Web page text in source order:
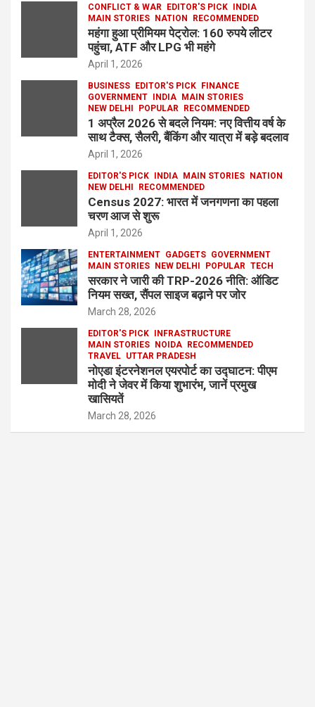
CONFLICT & WAR EDITOR'S PICK
INDIA
MAIN STORIES
NATION RECOMMENDED
महंगा हुआ प्रीमियम पेट्रोल: 160 रुपये लीटर
पहुंचा, ATF और LPG भी महंगे
April 1, 2026
BUSINESS EDITOR'S PICK
FINANCE
GOVERNMENT
INDIA
MAIN STORIES
NEW DELHI
POPULAR RECOMMENDED
1 अप्रैल 2026 से बदले नियम: नए वित्तीय वर्ष के
साथ टैक्स, सैलरी, बैंकिंग और यात्रा में बड़े बदलाव
April 1, 2026
EDITOR'S PICK INDIA MAIN STORIES
NATION
NEW DELHI
RECOMMENDED
Census 2027: भारत में जनगणना का पहला
चरण आज से शुरू
April 1, 2026
ENTERTAINMENT GADGETS GOVERNMENT
MAIN STORIES
NEW DELHI POPULAR TECH
सरकार ने जारी की TRP-2026 नीति: ऑडिट
नियम सख्त, सैंपल साइज बढ़ाने पर जोर
March 28, 2026
EDITOR'S PICK
INFRASTRUCTURE
MAIN STORIES
NOIDA
RECOMMENDED
TRAVEL UTTAR PRADESH
नोएडा इंटरनेशनल एयरपोर्ट का उद्घाटन: पीएम
मोदी ने जेवर में किया शुभारंभ, जानें प्रमुख
खासियतें
March 28, 2026